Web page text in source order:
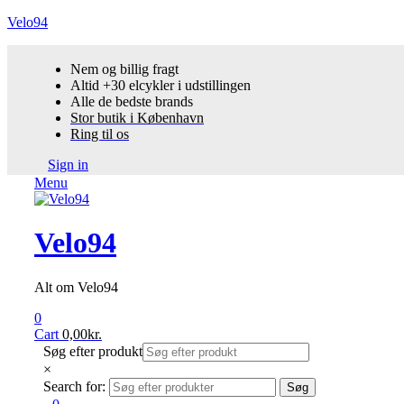
Velo94
Nem og billig fragt
Altid +30 elcykler i udstillingen
Alle de bedste brands
Stor butik i København
Ring til os
Sign in
Menu
Velo94
Alt om Velo94
0
Cart 0,00kr.
Søg efter produkt
×
Search for:
Søg